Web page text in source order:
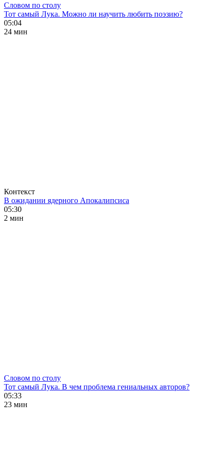
Словом по столу
Тот самый Лука. Можно ли научить любить поэзию?
05:04
24 мин
Контекст
В ожидании ядерного Апокалипсиса
05:30
2 мин
Словом по столу
Тот самый Лука. В чем проблема гениальных авторов?
05:33
23 мин